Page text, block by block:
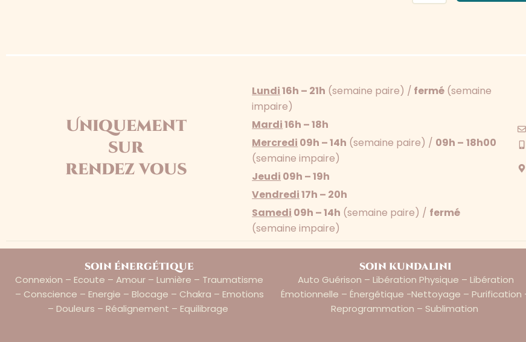
Uniquement
sur
rendez vous
Lundi16h – 21h (semaine paire) / fermé (semaine
impaire)
Mardi16h – 18h
Mercredi 09h – 14h (semaine paire) / 09h – 18h00
(semaine impaire)
Jeudi 09h – 19h
Vendredi17h – 20h
Samedi 09h – 14h (semaine paire) / fermé
(semaine impaire)
soin énergétique
Connexion – Ecoute – Amour – Lumière – Traumatisme
– Conscience – Energie – Blocage – Chakra – Emotions
– Douleurs – Réalignement – Equilibrage
soin kundalini
Auto Guérison – Libération Physique – Libération
Émotionnelle – Énergétique -nettoyage – Purification
Reprogrammation – Sublimation